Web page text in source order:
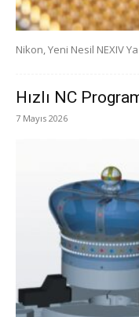
Nikon, Yeni Nesil NEXIV
Hızlı NC
7 Mayıs 2026